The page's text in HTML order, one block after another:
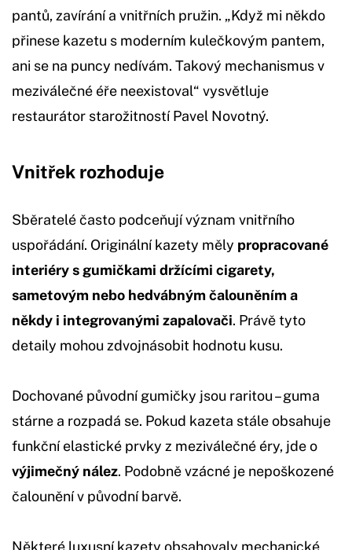
pantů, zavírání a vnitřních pružin. „Když mi někdo
přinese kazetu s moderním kulečkovým pantem,
ani se na puncy nedívám. Takový mechanismus v
meziválečné éře neexistoval“ vysvětluje
restaurátor starožitností Pavel Novotný.
Vnitřek rozhoduje
Sběratelé často podceňují význam vnitřního
uspořádání. Originální kazety měly propracované
interiéry s gumičkami držícími cigarety,
sametovým nebo hedvábným čalouněním a
někdy i integrovanými zapalovači. Právě tyto
detaily mohou zdvojnásobit hodnotu kusu.
Dochované původní gumičky jsou raritou – guma
stárne a rozpadá se. Pokud kazeta stále obsahuje
funkční elastické prvky z meziválečné éry, jde o
výjimečný nález. Podobně vzácné je nepoškozené
čalounění v původní barvě.
Některé luxusní kazety obsahovaly mechanické